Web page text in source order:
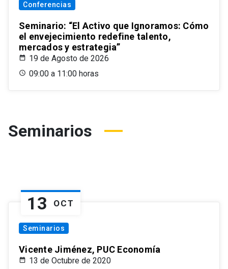
Conferencias
Seminario: “El Activo que Ignoramos: Cómo
el envejecimiento redefine talento,
mercados y estrategia”
19 de Agosto de 2026
09:00 a 11:00 horas
Seminarios
13 OCT
Seminarios
Vicente Jiménez, PUC Economía
13 de Octubre de 2020